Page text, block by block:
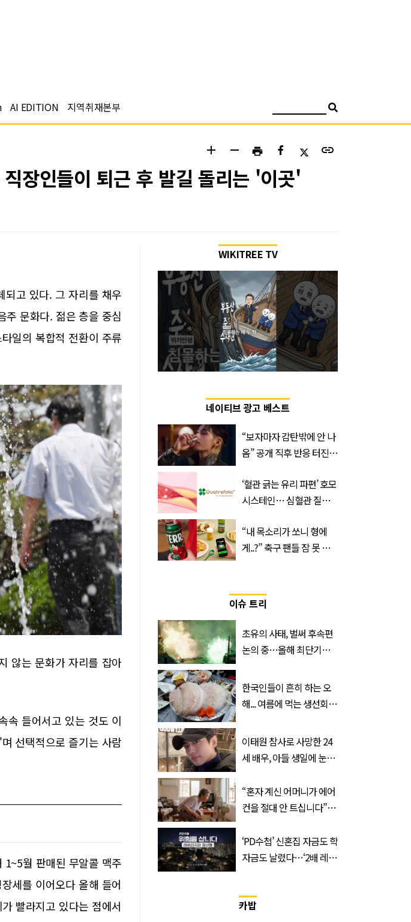
AI EDITION 지역취재본부
add remove print link
장인들이 퇴근 후 발길 돌리는 '이곳'
고 있다. 그 자리를 채우
주 문화다. 젊은 층을 중심
일의 복합적 전환이 주류
않는 문화가 자리를 잡아
속 들어서고 있는 것도 이
선택적으로 즐기는 사람
월 판매된 무알콜 맥주
세를 이어오다 올해 들어
빨라지고 있다는 점에서
WIKITREE TV
네이티브 광고 베스트
“보자마자 감탄밖에 안 나
옴” 공개 직후 반응 터진
‘혈관 긁는 유리 파편’ 호모
시스테인… 심혈관 질환
“내 목소리가 쏘니 형에
게..?” 축구 팬들 잠 못 들
이슈 트리
초유의 사태, 벌써 후속편
논의 중…올해 최단기간
정체
한국인들이 흔히 하는 오
해... 여름에 먹는 생선회가
이태원 참사로 사망한 24
세 배우, 아들 생일에 눈물
“혼자 계신 어머니가 에어
컨을 절대 안 트십니다”…
‘PD수첩’ 신혼집 자금도 학
자금도 날렸다…‘2배 레버
카밥